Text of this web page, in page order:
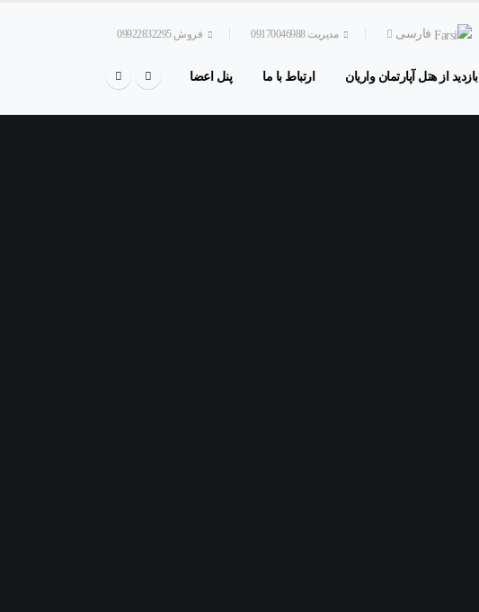
فارسی مدیریت 09170046988 فروش 09922832295
بازدید از هتل آپارتمان واریان ارتباط با ما پنل اعضا